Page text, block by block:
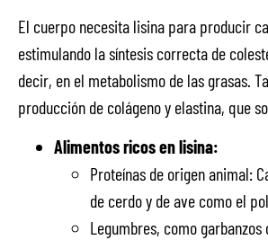
El cuerpo necesita lisina para producir
estimulando la síntesis correcta de
decir, en el metabolismo de las grasas.
producción de colágeno y elastina, que
Alimentos ricos en lisina:
Proteínas de origen animal:
de cerdo y de ave como el
Legumbres, como garbanzos